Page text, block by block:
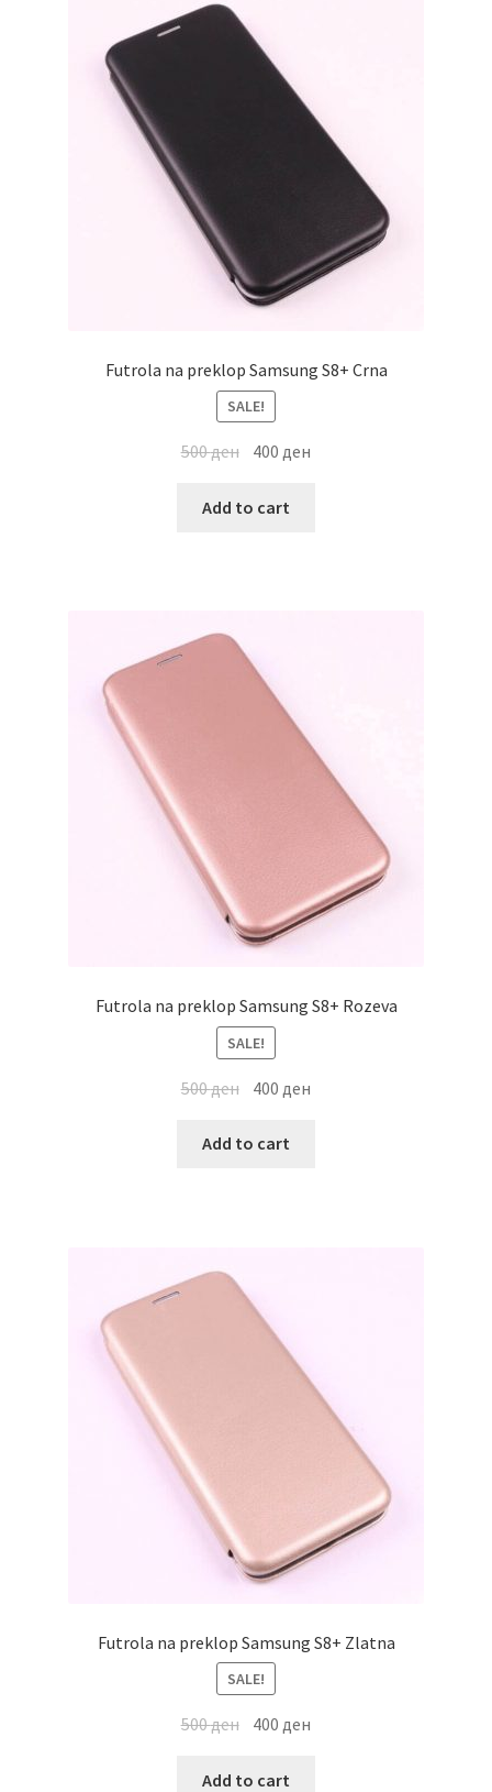
Futrola na preklop Samsung S8+ Crna
SALE!
500ден 400ден
Add to cart
Futrola na preklop Samsung S8+ Rozeva
SALE!
500ден 400 ден
Add to cart
Futrola na preklop Samsung S8+ Zlatna
SALE!
500ден 400ден
Add to cart